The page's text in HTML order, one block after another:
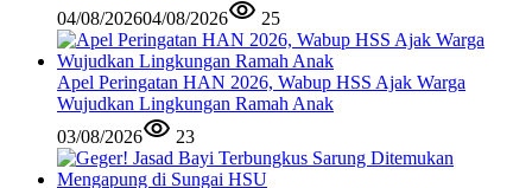
04/08/202604/08/2026 25
Apel Peringatan HAN 2026, Wabup HSS Ajak Warga
Wujudkan Lingkungan Ramah Anak
03/08/2026
23